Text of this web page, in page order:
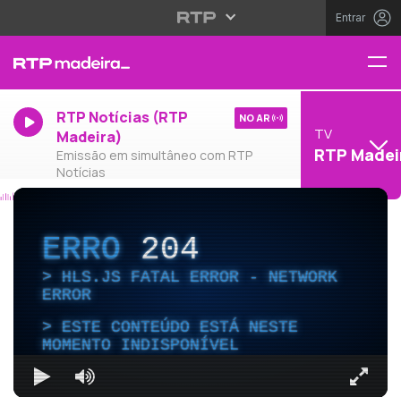
Entrar
RTP Notícias (RTP
Madeira)
Emissão em simultâneo com RTP
Notícias
NO AR
TV
RTP
ERRO204
HLS.JS FATAL ERROR - NETWORK
ERROR
ESTE CONTEÚDO ESTÁ NESTE
MOMENTO INDISPONÍVEL